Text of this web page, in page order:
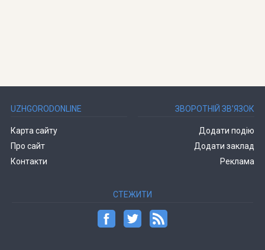
UZHGORODONLINE
Карта сайту
Про сайт
Контакти
ЗВОРОТНІЙ ЗВ’ЯЗОК
Додати подію
Додати заклад
Реклама
СТЕЖИТИ